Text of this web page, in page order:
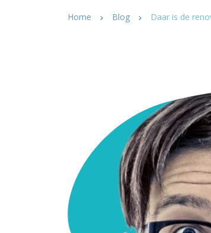
Home Blog Daar is de